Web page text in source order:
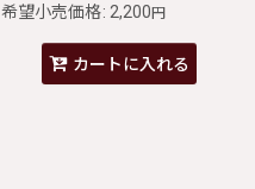
希望小売価格: 2,200円
カートに入れる